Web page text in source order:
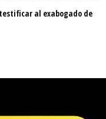
al exabogado de